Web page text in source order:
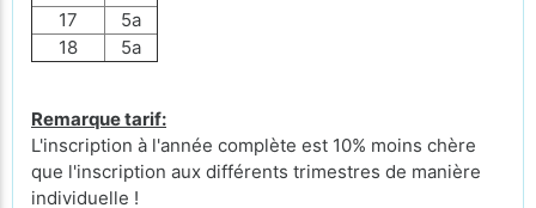
17
5a
18
5a
Remarque tarif:
L'inscription à l'année complète est 10% moins chère
que l'inscription aux différents trimestres de manière
individuelle !